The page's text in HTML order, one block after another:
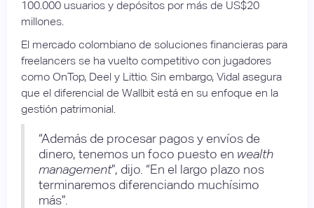
100.000 usuarios y depósitos por más de US$20
millones.
El mercado colombiano de soluciones financieras para
freelancers se ha vuelto competitivo con jugadores
como OnTop, Deel y Littio. Sin embargo, Vidal asegura
que el diferencial de Wallbit está en su enfoque en la
gestión patrimonial.
“Además de procesar pagos y envíos de
dinero, tenemos un foco puesto en wealth
management”, dijo. “En el largo plazo nos
terminaremos diferenciando muchísimo
más”.